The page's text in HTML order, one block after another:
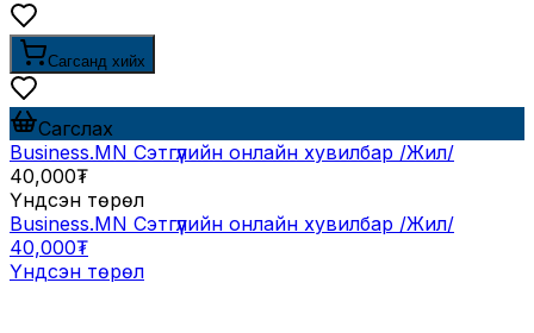
Сагсанд хийх
Сагслах
Business.MN Сэтгүүлийн онлайн хувилбар /Жил/
40,000₮
Үндсэн төрөл
Business.MN Сэтгүүлийн онлайн хувилбар /Жил/
40,000₮
Үндсэн төрөл